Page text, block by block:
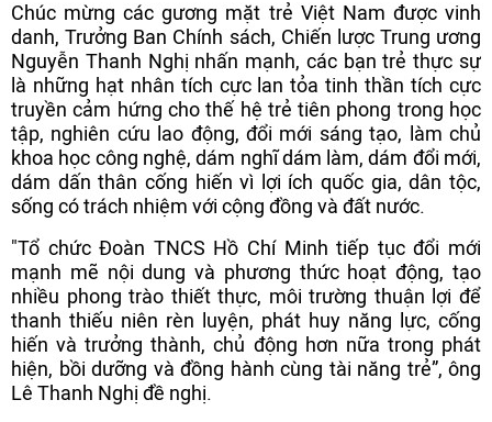
Chúc mừng các gương mặt trẻ Việt Nam được vinh
danh, Trưởng Ban Chính sách, Chiến lược Trung ương
Nguyễn Thanh Nghị nhấn mạnh, các bạn trẻ thực sự
là những hạt nhân tích cực lan tỏa tinh thần tích cực
truyền cảm hứng cho thế hệ trẻ tiên phong trong học
tập, nghiên cứu lao động, đổi mới sáng tạo, làm chủ
khoa học công nghệ, dám nghĩ dám làm, dám đổi mới,
dám dấn thân cống hiến vì lợi ích quốc gia, dân tộc,
sống có trách nhiệm với cộng đồng và đất nước.
"Tổ chức Đoàn TNCS Hồ Chí Minh tiếp tục đổi mới
mạnh mẽ nội dung và phương thức hoạt động, tạo
nhiều phong trào thiết thực, môi trường thuận lợi để
thanh thiếu niên rèn luyện, phát huy năng lực, cống
hiến và trưởng thành, chủ động hơn nữa trong phát
hiện, bồi dưỡng và đồng hành cùng tài năng trẻ”, ông
Lê Thanh Nghị đề nghị.